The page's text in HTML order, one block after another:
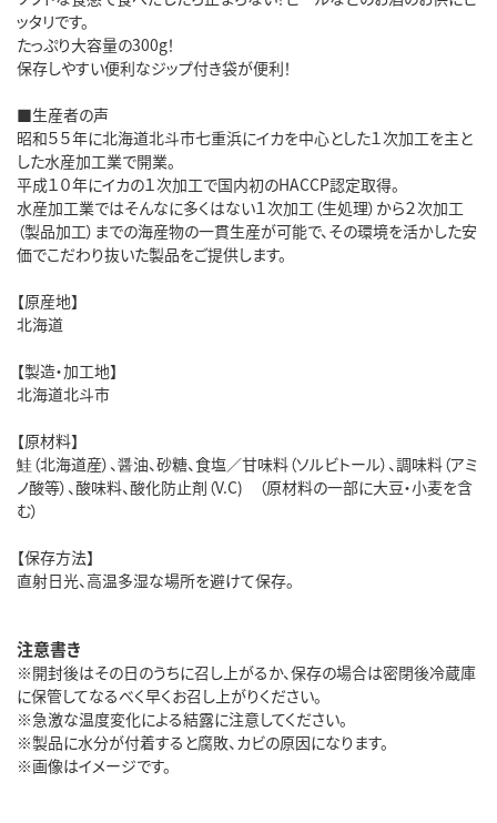
ッタリです。
たっぷり大容量の300g！
保存しやすい便利なジップ付き袋が便利！
■生産者の声
昭和５５年に北海道北斗市七重浜にイカを中心とした１次加工を主と
した水産加工業で開業。
平成１０年にイカの１次加工で国内初のHACCP認定取得。
水産加工業ではそんなに多くはない１次加工（生処理）から２次加工
（製品加工）までの海産物の一貫生産が可能で、その環境を活かした安
価でこだわり抜いた製品をご提供します。
【原産地】
北海道
【製造・加工地】
北海道北斗市
【原材料】
鮭（北海道産）、醤油、砂糖、食塩／甘味料（ソルビトール）、調味料（アミ
ノ酸等）、酸味料、酸化防止剤（V.C) （原材料の一部に大豆・小麦を含
む）
【保存方法】
直射日光、高温多湿な場所を避けて保存。
注意書き
※開封後はその日のうちに召し上がるか、保存の場合は密閉後冷蔵庫
に保管してなるべく早くお召し上がりください。
※急激な温度変化による結露に注意してください。
※製品に水分が付着すると腐敗、カビの原因になります。
※画像はイメージです。